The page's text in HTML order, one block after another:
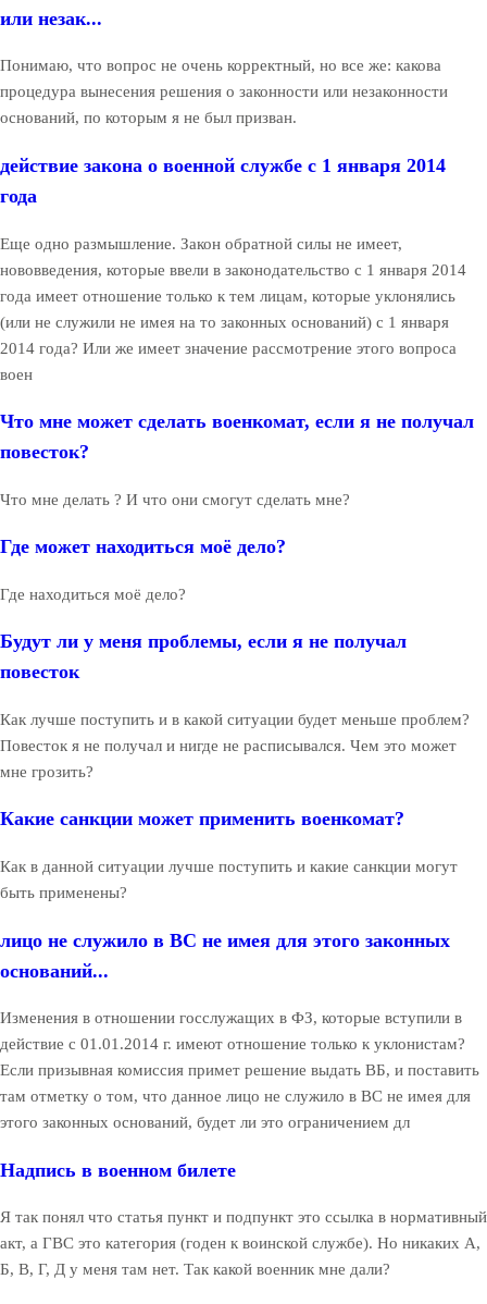
или незак...
Понимаю, что вопрос не очень корректный, но все же: какова
процедура вынесения решения о законности или незаконности
оснований, по которым я не был призван.
действие закона о военной службе с 1 января 2014
года
Еще одно размышление. Закон обратной силы не имеет,
нововведения, которые ввели в законодательство с 1 января 2014
года имеет отношение только к тем лицам, которые уклонялись
(или не служили не имея на то законных оснований) с 1 января
2014 года? Или же имеет значение рассмотрение этого вопроса
воен
Что мне может сделать военкомат, если я не получал
повесток?
Что мне делать ? И что они смогут сделать мне?
Где может находиться моё дело?
Где находиться моё дело?
Будут ли у меня проблемы, если я не получал
повесток
Как лучше поступить и в какой ситуации будет меньше проблем?
Повесток я не получал и нигде не расписывался. Чем это может
мне грозить?
Какие санкции может применить военкомат?
Как в данной ситуации лучше поступить и какие санкции могут
быть применены?
лицо не служило в ВС не имея для этого законных
оснований...
Изменения в отношении госслужащих в ФЗ, которые вступили в
действие с 01.01.2014 г. имеют отношение только к уклонистам?
Если призывная комиссия примет решение выдать ВБ, и поставить
там отметку о том, что данное лицо не служило в ВС не имея для
этого законных оснований, будет ли это ограничением дл
Надпись в военном билете
Я так понял что статья пункт и подпункт это ссылка в нормативный
акт, а ГВС это категория (годен к воинской службе). Но никаких А,
Б, В, Г, Д у меня там нет. Так какой военник мне дали?